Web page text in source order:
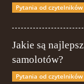
Pytania od czytelników
Jakie są
samolotów?
Pytania od czytelników